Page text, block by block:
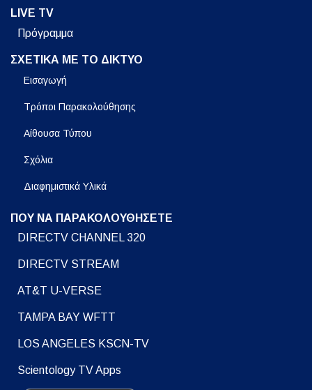
LIVE TV
Πρόγραμμα
ΣΧΕΤΙΚΑ ΜΕ ΤΟ ΔΙΚΤΥΟ
Εισαγωγή
Τρόποι Παρακολούθησης
Αίθουσα Τύπου
Σχόλια
Διαφημιστικά Υλικά
ΠΟΥ ΝΑ ΠΑΡΑΚΟΛΟΥΘΗΣΕΤΕ
DIRECTV CHANNEL 320
DIRECTV STREAM
AT&T U-VERSE
TAMPA BAY WFTT
LOS ANGELES KSCN-TV
Scientology TV Apps